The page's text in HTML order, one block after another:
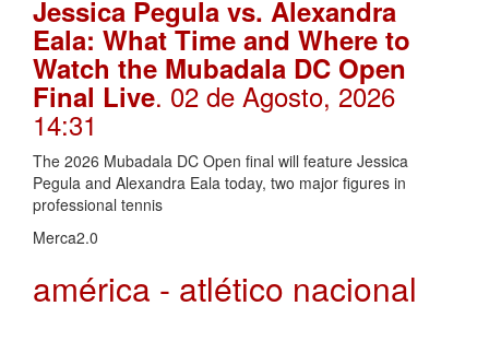
Jessica Pegula vs. Alexandra
Eala: What Time and Where to
Watch the Mubadala DC Open
Final Live. 02 de Agosto, 2026
14:31
The 2026 Mubadala DC Open final will feature Jessica
Pegula and Alexandra Eala today, two major figures in
professional tennis
Merca2.0
américa - atlético nacional